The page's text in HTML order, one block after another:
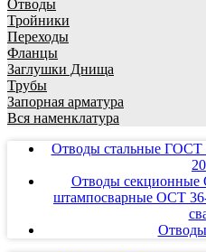
Отводы
Тройники
Переходы
Фланцы
Заглушки Днища
Трубы
Запорная арматура
Вся наменклатура
Отводы стальные ГОСТ
Отводы
штампосварные ОСТ